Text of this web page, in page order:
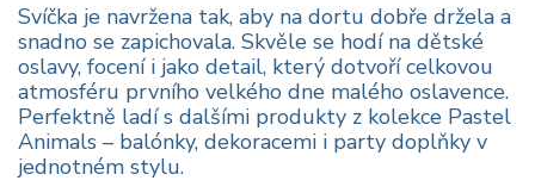
Svíčka je navržena tak, aby na dortu dobře držela a
snadno se zapichovala. Skvěle se hodí na dětské
oslavy, focení i jako detail, který dotvoří celkovou
atmosféru prvního velkého dne malého oslavence.
Perfektně ladí s dalšími produkty z kolekce Pastel
Animals – balónky, dekoracemi i party doplňky v
jednotném stylu.